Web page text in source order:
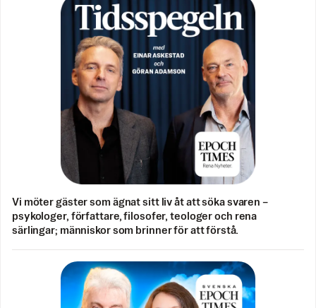
Vi möter gäster som ägnat sitt liv åt att söka svaren –
psykologer, författare, filosofer, teologer och rena
särlingar; människor som brinner för att förstå.